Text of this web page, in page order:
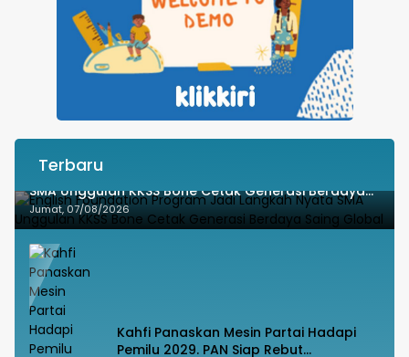
Terbaru
English Foundation Program Jadi Langkah Nyata
SMA Unggulan KKSS Bone Cetak Generasi Berdaya
Saing Global
Jumat, 07/08/2026
Kahfi Panaskan Mesin Partai Hadapi
Pemilu 2029. PAN Siap Rebut